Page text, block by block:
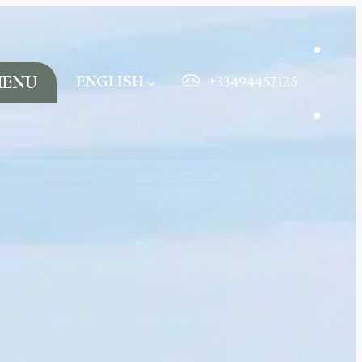
ENGLISH +33494457125